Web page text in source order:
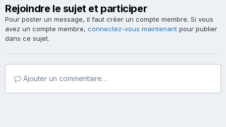
Rejoindre le sujet et participer
Pour poster un message, il faut créer un compte membre. Si vous
avez un compte membre, connectez-vous maintenant pour publier
dans ce sujet.
Ajouter un commentaire…